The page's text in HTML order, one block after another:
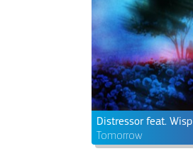
Distressor feat. Wisp
Tomorrow